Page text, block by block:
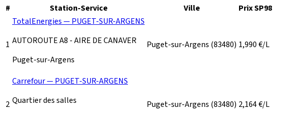
#
Station-Service Ville Prix SP98
1
TotalEnergies — PUGET-SUR-ARGENS
AUTOROUTE A8 - AIRE DE CANAVER
Puget-sur-Argens
Puget-sur-Argens (83480) 1,990€/L
2
Carrefour — PUGET-SUR-ARGENS
Quartier des salles
Puget-sur-Argens (83480) 2,164€/L